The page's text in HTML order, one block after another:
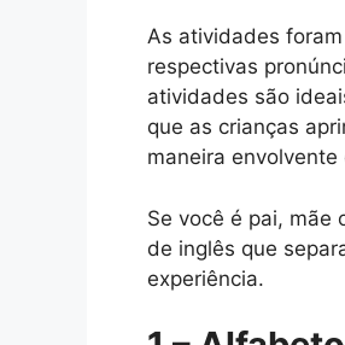
As atividades
respectivas
atividades são
que as crianças
maneira
Se você é pai, mãe
de inglês que
experiência.